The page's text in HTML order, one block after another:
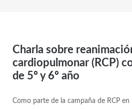
Charla sobre
cardiopulmonar (RCP)
de 5º y 6º año
Como parte de la campaña de RCP en